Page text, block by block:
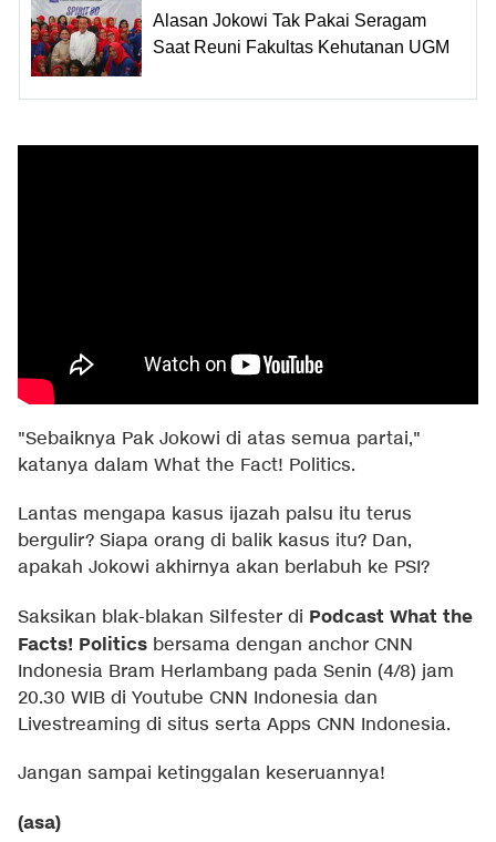
Alasan Jokowi Tak Pakai Seragam
Saat Reuni Fakultas Kehutanan UGM
"Sebaiknya Pak Jokowi di atas semua partai,"
katanya dalam What the Fact! Politics.
Lantas mengapa kasus ijazah palsu itu terus
bergulir? Siapa orang di balik kasus itu? Dan,
apakah Jokowi akhirnya akan berlabuh ke PSI?
Saksikan blak-blakan Silfester di Podcast What the
Facts! Politics bersama dengan anchor CNN
Indonesia Bram Herlambang pada Senin (4/8) jam
20.30 WIB di Youtube CNN Indonesia dan
Livestreaming di situs serta Apps CNN Indonesia.
Jangan sampai ketinggalan keseruannya!
(asa)